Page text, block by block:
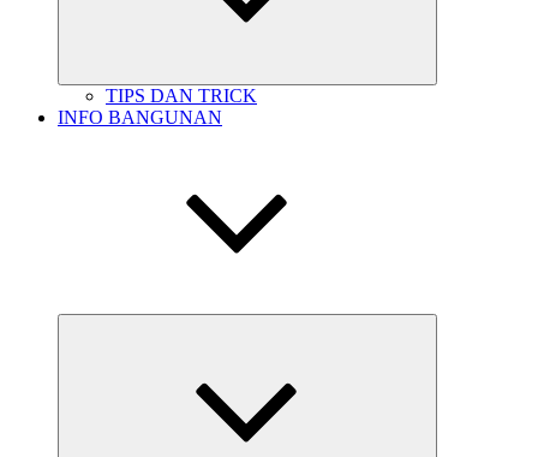
TIPS DAN TRICK
INFO BANGUNAN